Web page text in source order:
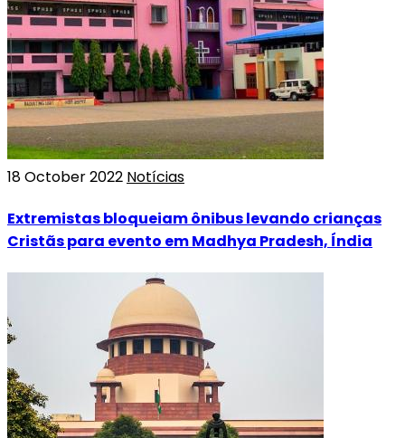
18 October 2022 Notícias
Extremistas bloqueiam ônibus levando crianças
Cristãs para evento em Madhya Pradesh, Índia